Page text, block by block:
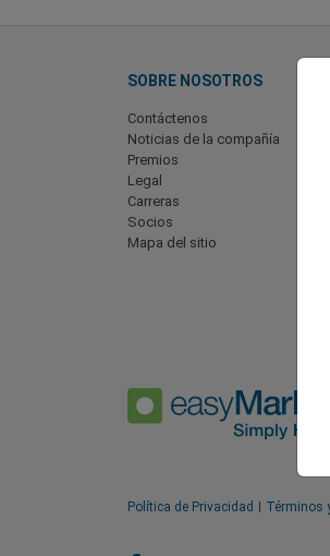
SOBRE NOSOTROS
Contáctenos
Noticias de la compañía
Premios
Legal
Carreras
Socios
Mapa del sitio
Política de Privacidad Términos